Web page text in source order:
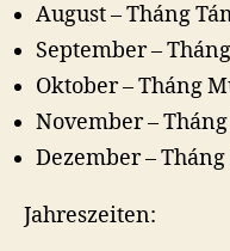
August – Tháng
September –
Oktober – Tháng
November –
Dezember –
Jahreszeiten: